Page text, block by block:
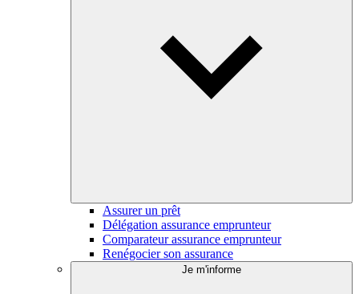
Assurer un prêt
Délégation assurance emprunteur
Comparateur assurance emprunteur
Renégocier son assurance
Je m'informe